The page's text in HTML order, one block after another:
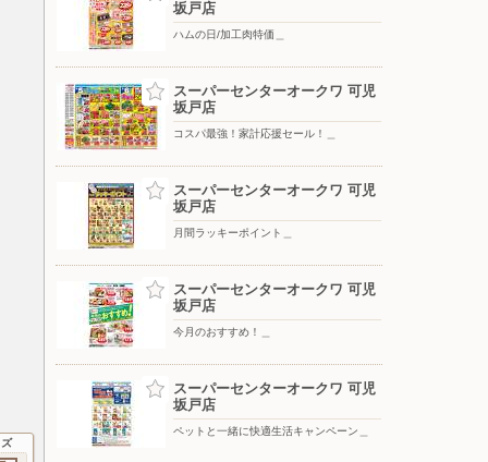
坂戸店
ハムの日/加工肉特価＿
スーパーセンターオークワ 可児
坂戸店
コスパ最強！家計応援セール！＿
スーパーセンターオークワ 可児
坂戸店
月間ラッキーポイント＿
スーパーセンターオークワ 可児
坂戸店
今月のおすすめ！＿
スーパーセンターオークワ 可児
坂戸店
ペットと一緒に快適生活キャンペーン＿